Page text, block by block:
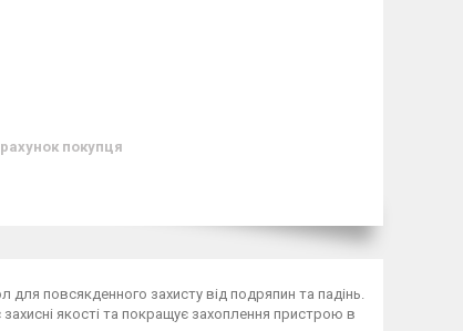
покупця
для повсякденного захисту від подряпин та падінь.
якості та покращує захоплення пристрою в